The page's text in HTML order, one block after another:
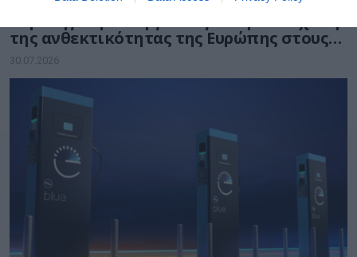
της ανθεκτικότητας της Ευρώπης στους
τομείς κυβερνοασφάλειας και ενέργειας
30.07.2026